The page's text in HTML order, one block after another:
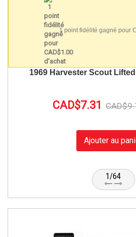
1 point fidélité gagné pour
1969 Harvester Scout
CAD$7.31
Ajouter au
1/64